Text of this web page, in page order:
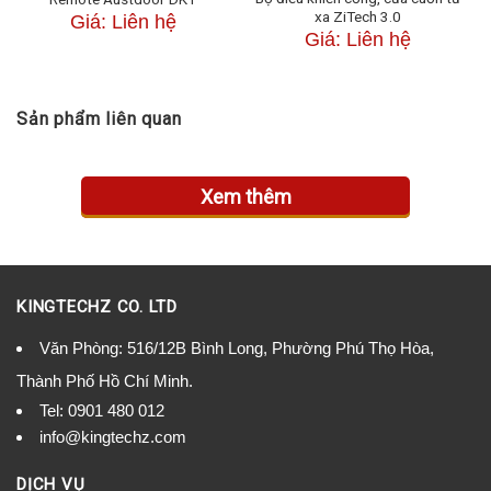
Thực ♥ Phục Vụ 24/7"
Giá: Liên hệ
xa ZiTech 3.0
Giá: Liên hệ
Sản phẩm liên quan
Xem thêm
KINGTECHZ CO. LTD
Văn Phòng: 516/12B Bình Long, Phường Phú Thọ Hòa,
Thành Phố Hồ Chí Minh.
Tel: 0901 480 012
info@kingtechz.com
DỊCH VỤ